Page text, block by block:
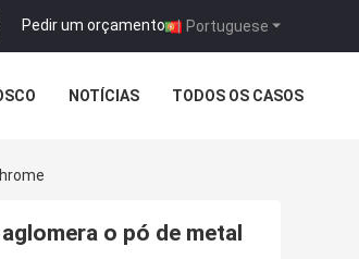
Portuguese
Pedir um orçamento |
NOTÍCIAS TODOS OS CASOS
o pó de metal